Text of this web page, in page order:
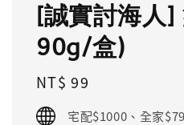
[誠實討海人
90g/盒)
Regular
price
NT$ 99
宅配$1000、全家